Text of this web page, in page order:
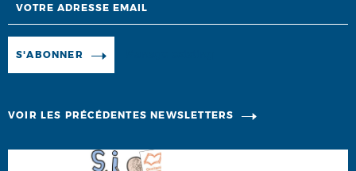
S'ABONNER
VOIR LES PRÉCÉDENTES NEWSLETTERS